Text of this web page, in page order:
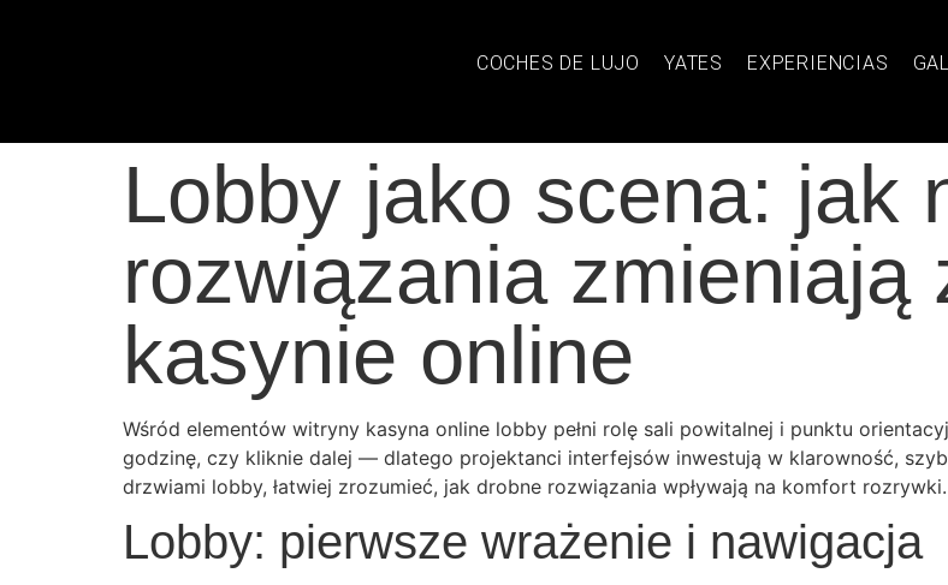
COCHES DE LUJO YATES EXPERIENCIAS
Lobby jako scena: jak
rozwiązania zmieniają
kasynie online
Wśród elementów witryny kasyna online lobby pełni rolę sali powitalnej i punktu
godzinę, czy kliknie dalej — dlatego projektanci interfejsów inwestują w klarowność,
drzwiami lobby, łatwiej zrozumieć, jak drobne rozwiązania wpływają na komfort rozrywki.
Lobby: pierwsze wrażenie i nawigacja